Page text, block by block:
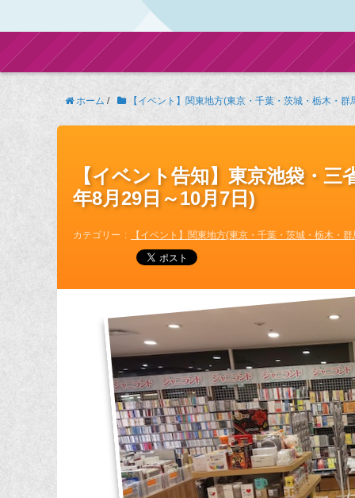
ホーム / 【イベント】関東地方(東京・千葉・茨城・栃木・
【イベント告知】東京池袋・
年8月29日～10月7日)
カテゴリー 【イベント】関東地方(東京・千葉・茨城・栃木・